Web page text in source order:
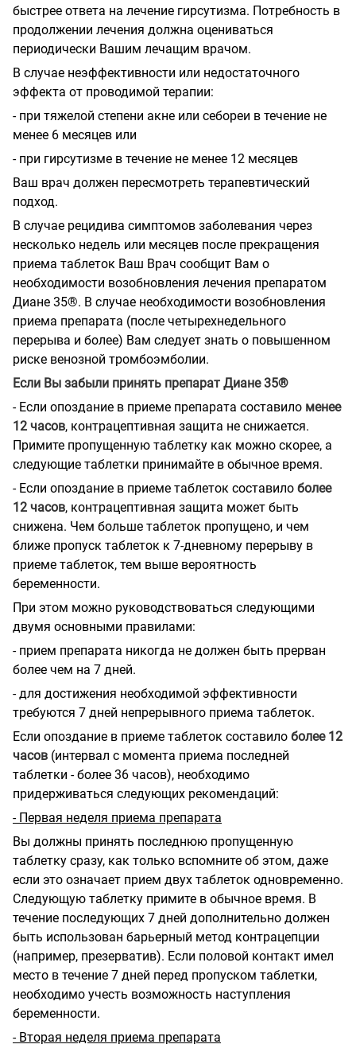
быстрее ответа на лечение гирсутизма. Потребность в
продолжении лечения должна оцениваться
периодически Вашим лечащим врачом.
В случае неэффективности или недостаточного
эффекта от проводимой терапии:
- при тяжелой степени акне или себореи в течение не
менее 6 месяцев или
- при гирсутизме в течение не менее 12 месяцев
Ваш врач должен пересмотреть терапевтический
подход.
В случае рецидива симптомов заболевания через
несколько недель или месяцев после прекращения
приема таблеток Ваш Врач сообщит Вам о
необходимости возобновления лечения препаратом
Диане 35®. В случае необходимости возобновления
приема препарата (после четырехнедельного
перерыва и более) Вам следует знать о повышенном
риске венозной тромбоэмболии.
Если Вы забыли принять препарат Диане 35®
- Если опоздание в приеме препарата составило менее
12 часов, контрацептивная защита не снижается.
Примите пропущенную таблетку как можно скорее, а
следующие таблетки принимайте в обычное время.
- Если опоздание в приеме таблеток составило более
12 часов, контрацептивная защита может быть
снижена. Чем больше таблеток пропущено, и чем
ближе пропуск таблеток к 7-дневному перерыву в
приеме таблеток, тем выше вероятность
беременности.
При этом можно руководствоваться следующими
двумя основными правилами:
- прием препарата никогда не должен быть прерван
более чем на 7 дней.
- для достижения необходимой эффективности
требуются 7 дней непрерывного приема таблеток.
Если опоздание в приеме таблеток составило более 12
часов (интервал с момента приема последней
таблетки - более 36 часов), необходимо
придерживаться следующих рекомендаций:
- Первая неделя приема препарата
Вы должны принять последнюю пропущенную
таблетку сразу, как только вспомните об этом, даже
если это означает прием двух таблеток одновременно.
Следующую таблетку примите в обычное время. В
течение последующих 7 дней дополнительно должен
быть использован барьерный метод контрацепции
(например, презерватив). Если половой контакт имел
место в течение 7 дней перед пропуском таблетки,
необходимо учесть возможность наступления
беременности.
- Вторая неделя приема препарата